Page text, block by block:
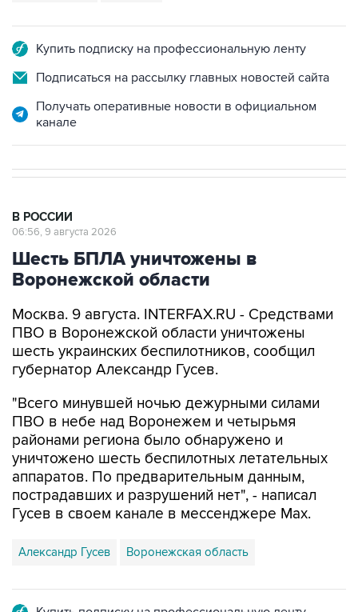
Подписаться на рассылку главных новостей сайта
Получать оперативные новости в официальном
Шесть БПЛА уничтожены в
Воронежской области
Москва. 9 августа. INTERFAX.RU - Средствами
шесть украинских беспилотников, сообщил
губернатор Александр Гусев.
"Всего минувшей ночью дежурными силами
районами региона было обнаружено и
уничтожено шесть беспилотных летательных
аппаратов. По предварительным данным,
пострадавших и разрушений нет", - написал
Гусев в своем канале в мессенджере Max.
Александр Гусев Воронежская область
Подписаться на рассылку главных новостей сайта